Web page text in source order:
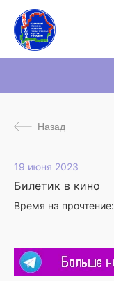
Назад
19 июня 2023
Билетик в кино
Время на прочтение: